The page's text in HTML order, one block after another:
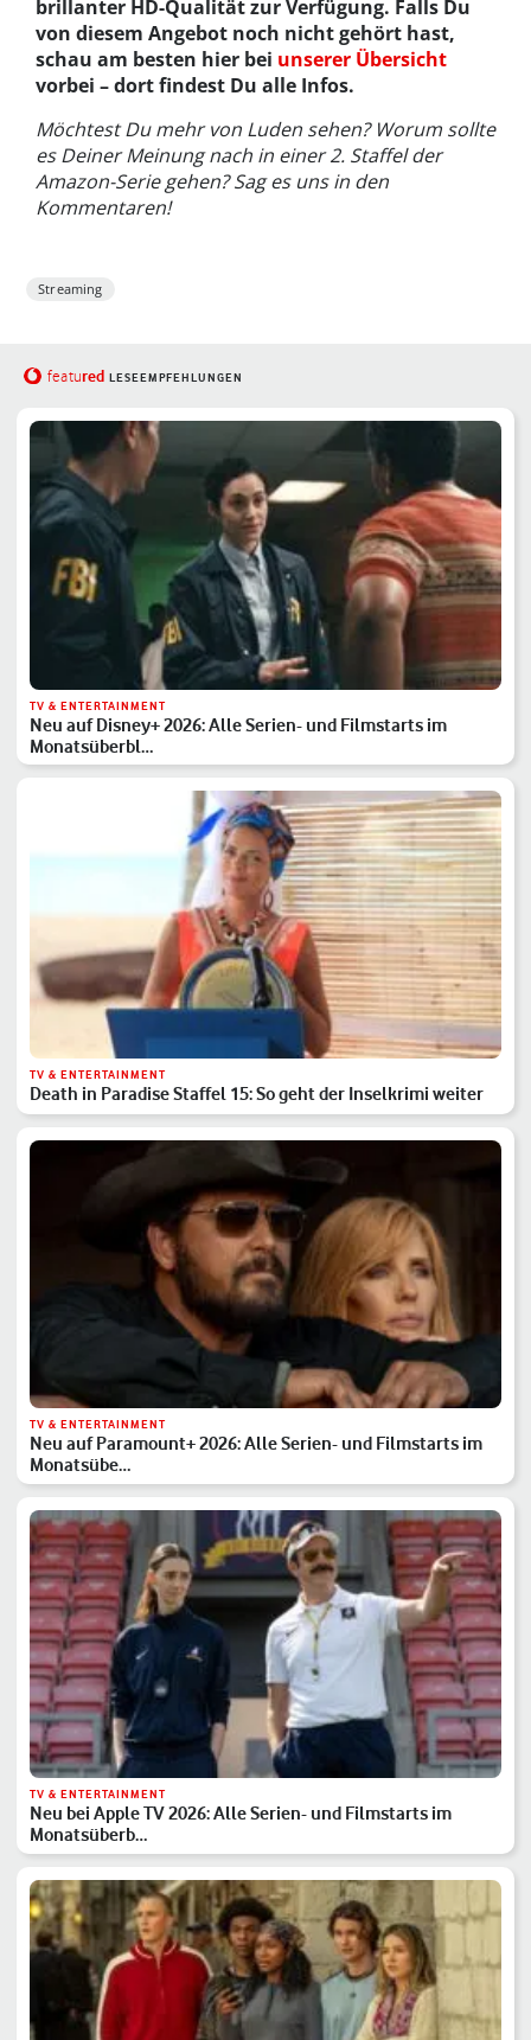
brillanter HD-Qualität zur Verfügung. Falls Du
von diesem Angebot noch nicht gehört hast,
schau am besten hier bei unserer Übersicht
vorbei – dort findest Du alle Infos.
Möchtest Du mehr von Luden sehen? Worum sollte
es Deiner Meinung nach in einer 2. Staffel der
Amazon-Serie gehen? Sag es uns in den
Kommentaren!
Streaming
featured LESEEMPFEHLUNGEN
TV & ENTERTAINMENT
Neu auf Disney+ 2026: Alle Serien- und Filmstarts im
Monatsüberbl…
TV & ENTERTAINMENT
Death in Paradise Staffel 15: So geht der Inselkrimi weiter
TV & ENTERTAINMENT
Neu auf Paramount+ 2026: Alle Serien- und Filmstarts im
Monatsübe…
TV & ENTERTAINMENT
Neu bei Apple TV 2026: Alle Serien- und Filmstarts im
Monatsüberb…